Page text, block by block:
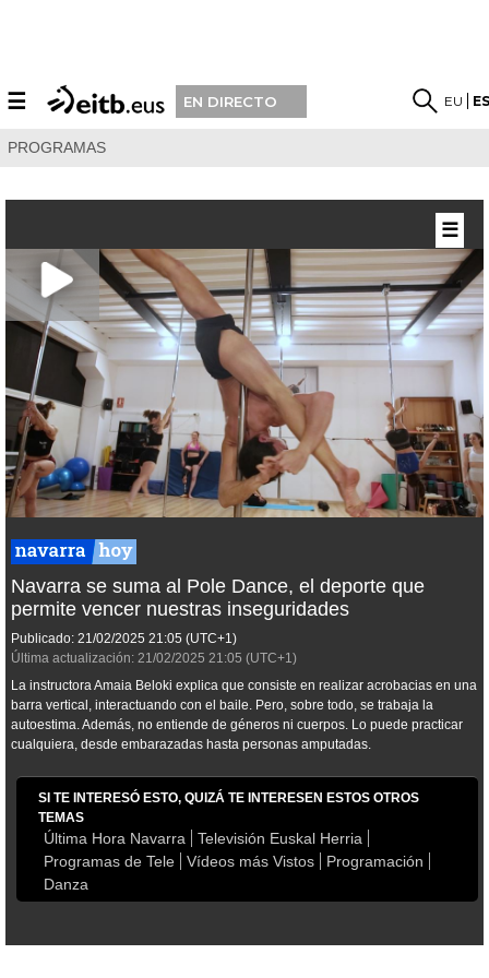
☰ EN DIRECTO EU
PROGRAMAS
Navarra se suma al Pole Dance, el deporte que
permite vencer nuestras inseguridades
Publicado: 21/02/2025 21:05 (UTC+1)
Última actualización: 21/02/2025 21:05 (UTC+1)
La instructora Amaia Beloki explica que consiste en realizar acrobacias en una
barra vertical, interactuando con el baile. Pero, sobre todo, se trabaja la
autoestima. Además, no entiende de géneros ni cuerpos. Lo puede practicar
cualquiera, desde embarazadas hasta personas amputadas.
SI TE INTERESÓ ESTO, QUIZÁ TE INTERESEN ESTOS OTROS
TEMAS
Última Hora Navarra
Televisión Euskal Herria
Programas de Tele
Vídeos más Vistos
Programación
Danza
☰